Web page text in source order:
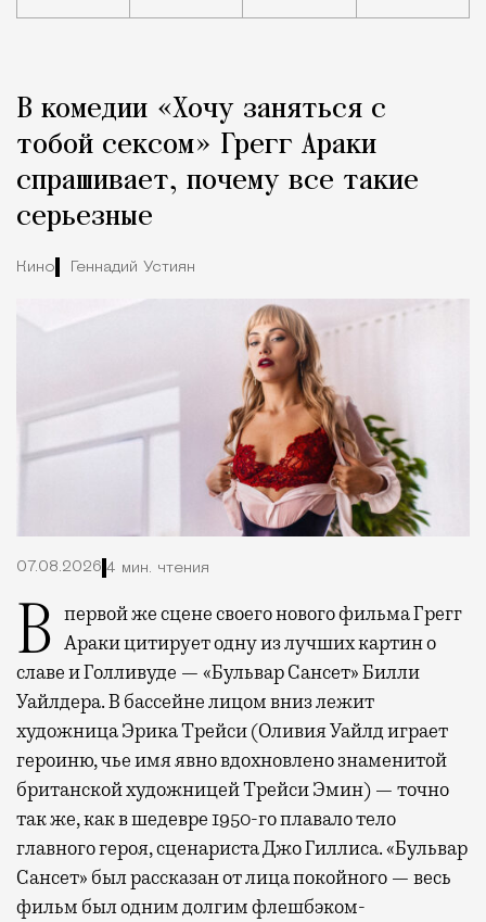
Город
В комедии «Хочу заняться с
тобой сексом» Грегг Араки
спрашивает, почему все такие
серьезные
Кино Геннадий Устиян
07.08.2026 4 мин. чтения
В первой же сцене своего нового фильма Грегг Араки цитирует одну из лучших картин о
славе и Голливуде — «Бульвар Сансет» Билли
Уайлдера. В бассейне лицом вниз лежит
художница Эрика Трейси (Оливия Уайлд играет
героиню, чье имя явно вдохновлено знаменитой
британской художницей Трейси Эмин) — точно
так же, как в шедевре 1950-го плавало тело
главного героя, сценариста Джо Гиллиса. «Бульвар
Сансет» был рассказан от лица покойного — весь
фильм был одним долгим флешбэком-